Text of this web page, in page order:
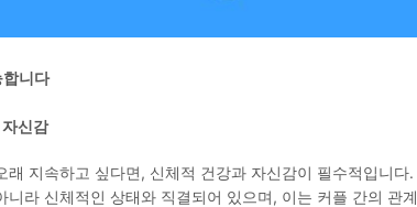
합니다
신감
지속하고 싶다면, 신체적 건강과 자신감이 필수적입니다.
라 신체적인 상태와 직결되어 있으며, 이는 커플 간의 관계